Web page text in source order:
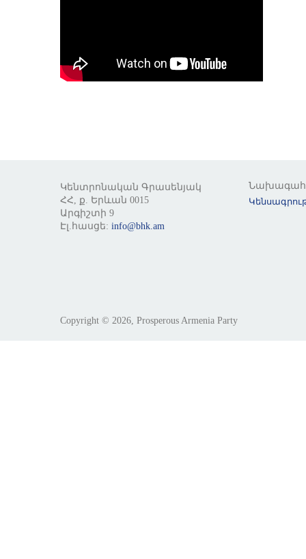
Կենտրոնական Գրասենյակ
ՀՀ, ք. Երևան 0015
Արգիշտի 9
Էլ.հասցե: info@bhk.am
Նախագահ
Copyright © 2026, Prosperous Armenia Party